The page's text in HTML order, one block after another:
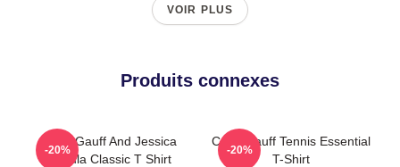
VOIR PLUS
Produits connexes
Coco Gauff And Jessica
Pegula Classic T Shirt
-20%
Coco Gauff Tennis Essential
T-Shirt
-20%